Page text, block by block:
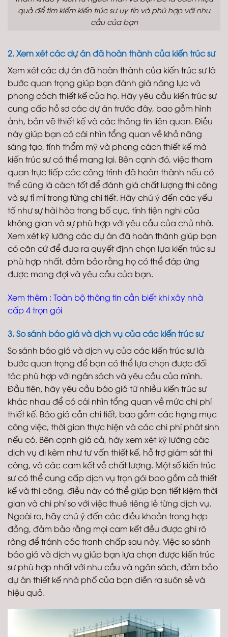
quả để tìm kiếm kiến trúc sư uy tín và phù hợp với nhu
cầu của bạn
2. Xem xét các dự án đã hoàn thành của kiến trúc sư
Xem xét các dự án đã hoàn thành của kiến trúc sư là
bước quan trọng giúp bạn đánh giá năng lực và
phong cách thiết kế của họ. Hãy yêu cầu kiến trúc sư
cung cấp hồ sơ các dự án trước đây, bao gồm hình
ảnh, bản vẽ thiết kế và các thông tin liên quan. Điều
này giúp bạn có cái nhìn tổng quan về khả năng
sáng tạo, tính thẩm mỹ và phong cách thiết kế mà
kiến trúc sư có thể mang lại. Bên cạnh đó, việc tham
quan trực tiếp các công trình đã hoàn thành nếu có
thể cũng là cách tốt để đánh giá chất lượng thi công
và sự tỉ mỉ trong từng chi tiết. Hãy chú ý đến các yếu
tố như sự hài hòa trong bố cục, tính tiện nghi của
không gian và sự phù hợp với yêu cầu của chủ nhà.
Xem xét kỹ lưỡng các dự án đã hoàn thành giúp bạn
có căn cứ để đưa ra quyết định chọn lựa kiến trúc sư
phù hợp nhất, đảm bảo rằng họ có thể đáp ứng
được mong đợi và yêu cầu của bạn.
Xem thêm : Toàn bộ thông tin cần biết khi xây nhà
cấp 4 trọn gói
3. So sánh báo giá và dịch vụ của các kiến trúc sư
So sánh báo giá và dịch vụ của các kiến trúc sư là
bước quan trọng để bạn có thể lựa chọn được đối
tác phù hợp với ngân sách và yêu cầu của mình.
Đầu tiên, hãy yêu cầu báo giá từ nhiều kiến trúc sư
khác nhau để có cái nhìn tổng quan về mức chi phí
thiết kế. Báo giá cần chi tiết, bao gồm các hạng mục
công việc, thời gian thực hiện và các chi phí phát sinh
nếu có. Bên cạnh giá cả, hãy xem xét kỹ lưỡng các
dịch vụ đi kèm như tư vấn thiết kế, hỗ trợ giám sát thi
công, và các cam kết về chất lượng. Một số kiến trúc
sư có thể cung cấp dịch vụ trọn gói bao gồm cả thiết
kế và thi công, điều này có thể giúp bạn tiết kiệm thời
gian và chi phí so với việc thuê riêng lẻ từng dịch vụ.
Ngoài ra, hãy chú ý đến các điều khoản trong hợp
đồng, đảm bảo rằng mọi cam kết đều được ghi rõ
ràng để tránh các tranh chấp sau này. Việc so sánh
báo giá và dịch vụ giúp bạn lựa chọn được kiến trúc
sư phù hợp nhất với nhu cầu và ngân sách, đảm bảo
dự án thiết kế nhà phố của bạn diễn ra suôn sẻ và
hiệu quả.